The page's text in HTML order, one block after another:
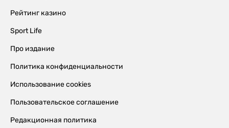
Рейтинг казино
Sport Life
Про издание
Политика конфиденциальности
Использование cookies
Пользовательское соглашение
Редакционная политика